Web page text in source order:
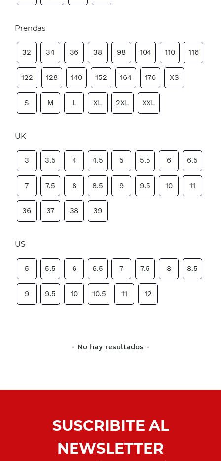
Prendas
32 34 36 38 98 104 110 116
122 128 140 152 164 176 XS
S M L XL 2XL XXL
UK
3 3.5 4 4.5 5 5.5 6 6.5
7 7.5 8 8.5 9 9.5 10 11
36 37 38 39
US
5 5.5 6 6.5 7 7.5 8 8.5
9 9.5 10 10.5 11 12
- No hay resultados -
SUSCRIBITE AL
NEWSLETTER